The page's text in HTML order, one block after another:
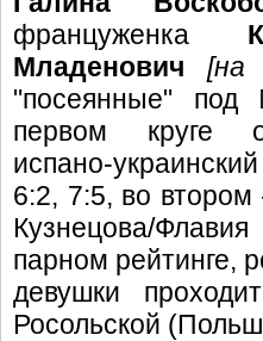
француженка
Младенович
[на
"посеянные"
первом круге
испано-
6:2, 7:5, во втором
Кузнецова/
парном рейтинге,
девушки
Росольской